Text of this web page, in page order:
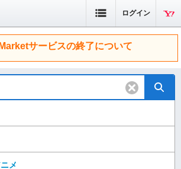
ログイン
サービスの終了について
メ